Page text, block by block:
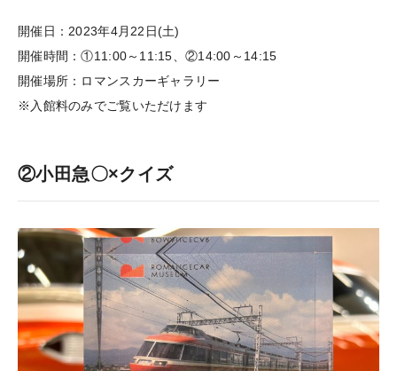
開催日：2023年4月22日(土)
開催時間：①11:00～11:15、②14:00～14:15
開催場所：ロマンスカーギャラリー
※入館料のみでご覧いただけます
②小田急〇×クイズ